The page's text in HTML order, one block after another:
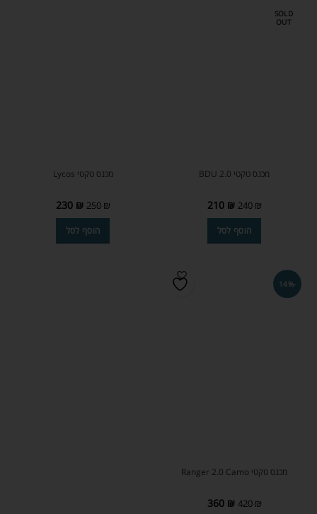
SOLD
OUT
מכנס טקטי BDU 2.0
240 ₪
210 ₪
הוסף לסל
מכנס טקטי Lycos
250 ₪
230 ₪
הוסף לסל
-14%
מכנס טקטי Ranger 2.0 Camo
420 ₪
360 ₪